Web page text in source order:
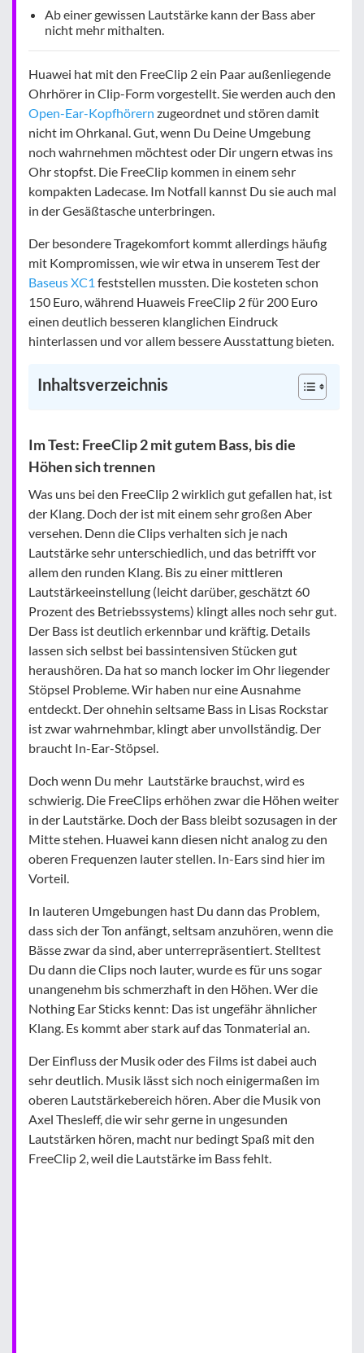
Ab einer gewissen Lautstärke kann der Bass aber
nicht mehr mithalten.
Huawei hat mit den FreeClip 2 ein Paar außenliegende
Ohrhörer in Clip-Form vorgestellt. Sie werden auch den
Open-Ear-Kopfhörern zugeordnet und stören damit
nicht im Ohrkanal. Gut, wenn Du Deine Umgebung
noch wahrnehmen möchtest oder Dir ungern etwas ins
Ohr stopfst. Die FreeClip kommen in einem sehr
kompakten Ladecase. Im Notfall kannst Du sie auch mal
in der Gesäßtasche unterbringen.
Der besondere Tragekomfort kommt allerdings häufig
mit Kompromissen, wie wir etwa in unserem Test der
Baseus XC1 feststellen mussten. Die kosteten schon
150 Euro, während Huaweis FreeClip 2 für 200 Euro
einen deutlich besseren klanglichen Eindruck
hinterlassen und vor allem bessere Ausstattung bieten.
Inhaltsverzeichnis
Im Test: FreeClip 2 mit gutem Bass, bis die
Höhen sich trennen
Was uns bei den FreeClip 2 wirklich gut gefallen hat, ist
der Klang. Doch der ist mit einem sehr großen Aber
versehen. Denn die Clips verhalten sich je nach
Lautstärke sehr unterschiedlich, und das betrifft vor
allem den runden Klang. Bis zu einer mittleren
Lautstärkeeinstellung (leicht darüber, geschätzt 60
Prozent des Betriebssystems) klingt alles noch sehr gut.
Der Bass ist deutlich erkennbar und kräftig. Details
lassen sich selbst bei bassintensiven Stücken gut
heraushören. Da hat so manch locker im Ohr liegender
Stöpsel Probleme. Wir haben nur eine Ausnahme
entdeckt. Der ohnehin seltsame Bass in Lisas Rockstar
ist zwar wahrnehmbar, klingt aber unvollständig. Der
braucht In-Ear-Stöpsel.
Doch wenn Du mehr Lautstärke brauchst, wird es
schwierig. Die FreeClips erhöhen zwar die Höhen weiter
in der Lautstärke. Doch der Bass bleibt sozusagen in der
Mitte stehen. Huawei kann diesen nicht analog zu den
oberen Frequenzen lauter stellen. In-Ears sind hier im
Vorteil.
In lauteren Umgebungen hast Du dann das Problem,
dass sich der Ton anfängt, seltsam anzuhören, wenn die
Bässe zwar da sind, aber unterrepräsentiert. Stelltest
Du dann die Clips noch lauter, wurde es für uns sogar
unangenehm bis schmerzhaft in den Höhen. Wer die
Nothing Ear Sticks kennt: Das ist ungefähr ähnlicher
Klang. Es kommt aber stark auf das Tonmaterial an.
Der Einfluss der Musik oder des Films ist dabei auch
sehr deutlich. Musik lässt sich noch einigermaßen im
oberen Lautstärkebereich hören. Aber die Musik von
Axel Thesleff, die wir sehr gerne in ungesunden
Lautstärken hören, macht nur bedingt Spaß mit den
FreeClip 2, weil die Lautstärke im Bass fehlt.